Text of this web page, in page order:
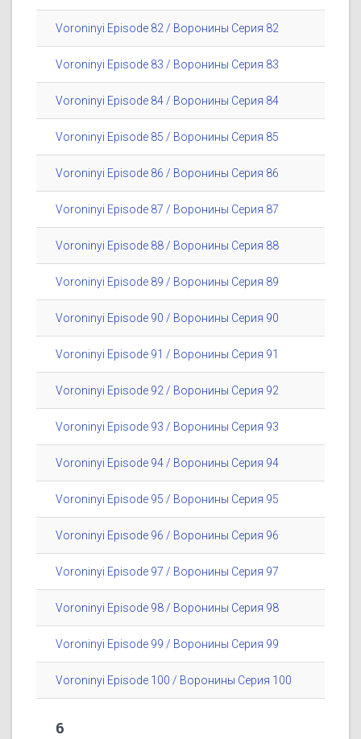
Voroninyi Episode 82 / Воронины Серия 82
Voroninyi Episode 83 / Воронины Серия 83
Voroninyi Episode 84 / Воронины Серия 84
Voroninyi Episode 85 / Воронины Серия 85
Voroninyi Episode 86 / Воронины Серия 86
Voroninyi Episode 87 / Воронины Серия 87
Voroninyi Episode 88 / Воронины Серия 88
Voroninyi Episode 89 / Воронины Серия 89
Voroninyi Episode 90 / Воронины Серия 90
Voroninyi Episode 91 / Воронины Серия 91
Voroninyi Episode 92 / Воронины Серия 92
Voroninyi Episode 93 / Воронины Серия 93
Voroninyi Episode 94 / Воронины Серия 94
Voroninyi Episode 95 / Воронины Серия 95
Voroninyi Episode 96 / Воронины Серия 96
Voroninyi Episode 97 / Воронины Серия 97
Voroninyi Episode 98 / Воронины Серия 98
Voroninyi Episode 99 / Воронины Серия 99
Voroninyi Episode 100 / Воронины Серия 100
6